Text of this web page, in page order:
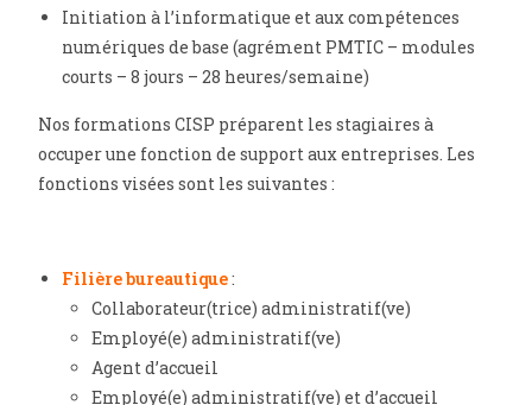
Initiation à l’informatique et aux compétences
numériques de base (agrément PMTIC – modules
courts – 8 jours – 28 heures/semaine)
Nos formations CISP préparent les stagiaires à
occuper une fonction de support aux entreprises. Les
fonctions visées sont les suivantes :
Filière bureautique:
Collaborateur(trice) administratif(ve)
Employé(e) administratif(ve)
Agent d’accueil
Employé(e) administratif(ve) et d’accueil